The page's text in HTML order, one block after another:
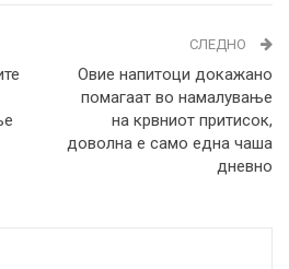
СЛЕДНО
Овие напитоци докажано
помагаат во намалување
на крвниот притисок,
доволна е само една чаша
дневно